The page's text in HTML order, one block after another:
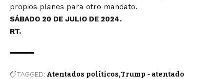
propios planes para otro mandato.
SÁBADO 20 DE JULIO DE 2024.
RT.
TAGGED: Atentados políticos Trump - atentado